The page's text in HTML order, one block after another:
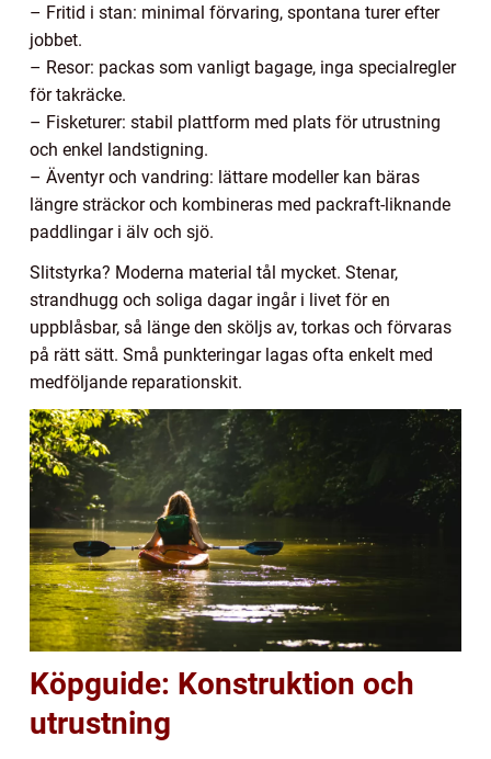
– Fritid i stan: minimal förvaring, spontana turer efter
jobbet.
– Resor: packas som vanligt bagage, inga specialregler
för takräcke.
– Fisketurer: stabil plattform med plats för utrustning
och enkel landstigning.
– Äventyr och vandring: lättare modeller kan bäras
längre sträckor och kombineras med packraft-liknande
paddlingar i älv och sjö.
Slitstyrka? Moderna material tål mycket. Stenar,
strandhugg och soliga dagar ingår i livet för en
uppblåsbar, så länge den sköljs av, torkas och förvaras
på rätt sätt. Små punkteringar lagas ofta enkelt med
medföljande reparationskit.
Köpguide: Konstruktion och
utrustning